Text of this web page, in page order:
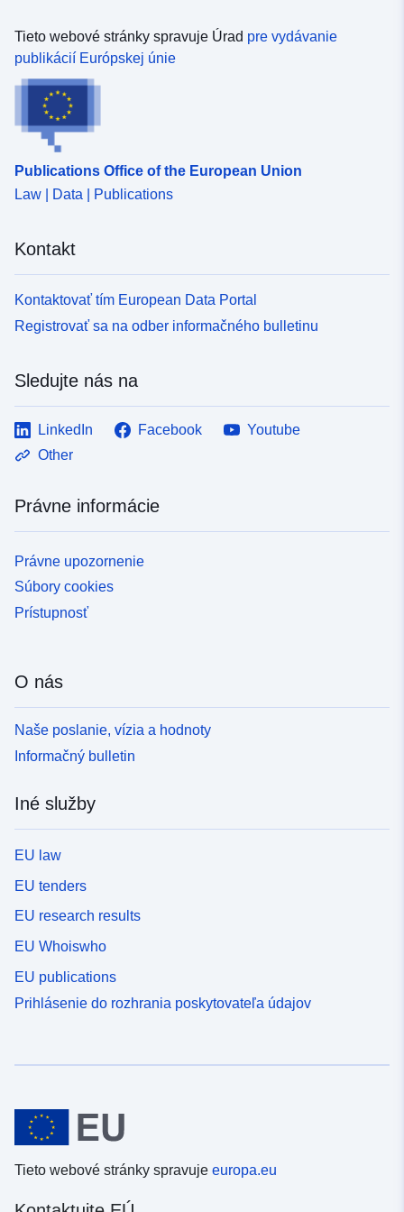
Tieto webové stránky spravuje Úrad pre vydávanie
publikácií Európskej únie
Publications Office of the European Union
Law | Data | Publications
Kontakt
Kontaktovať tím European Data Portal
Registrovať sa na odber informačného bulletinu
Sledujte nás na
LinkedIn Facebook
Youtube
Other
Právne informácie
Právne upozornenie
Súbory cookies
Prístupnosť
O nás
Naše poslanie, vízia a hodnoty
Informačný bulletin
Iné služby
EU law
EU tenders
EU research results
EU Whoiswho
EU publications
Prihlásenie do rozhrania poskytovateľa údajov
Tieto webové stránky spravuje europa.eu